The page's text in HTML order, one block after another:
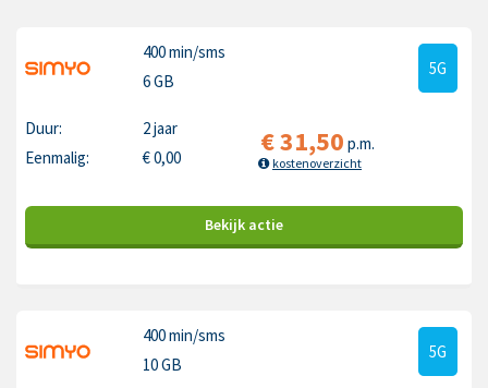
400 min/sms
6 GB
5G
Duur:
2 jaar
Eenmalig:
€0,00 €31,50 p.m.
kostenoverzicht
Bekijk actie
400 min/sms
10 GB
5G